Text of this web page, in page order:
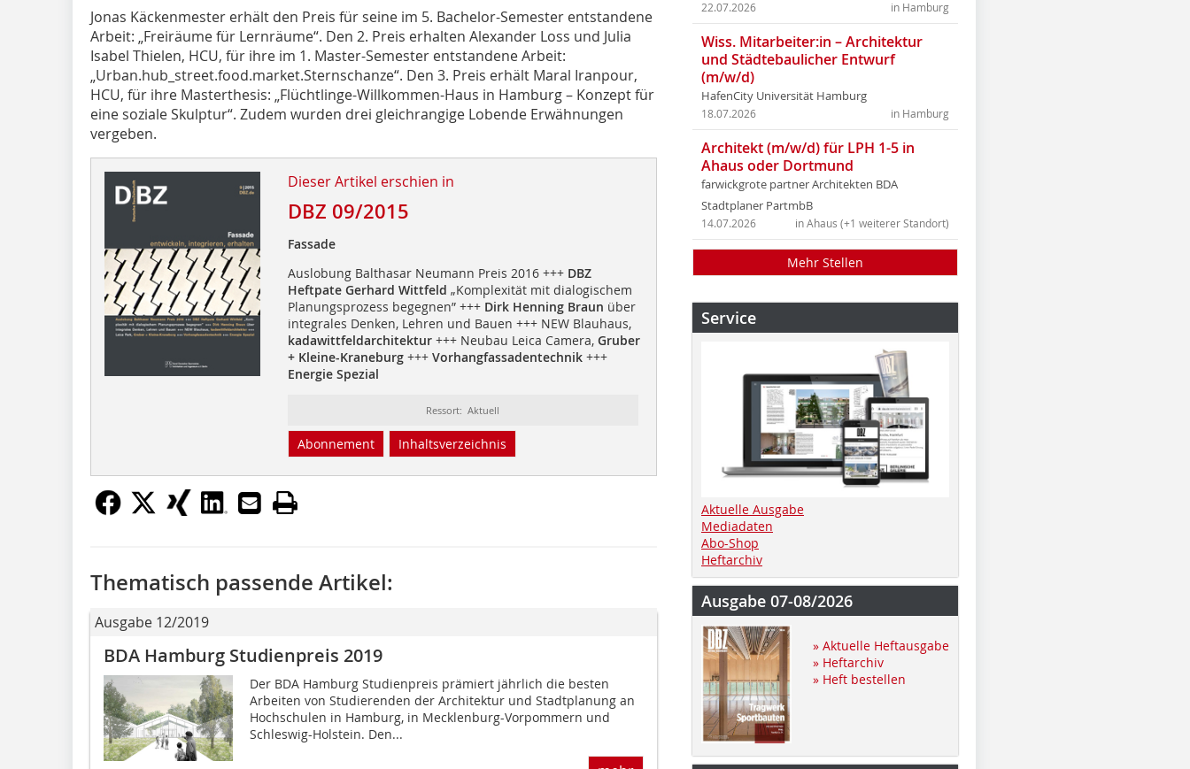
Jonas Käckenmester erhält den Preis für seine im 5. Bachelor-Semester entstandene
Arbeit: „Freiräume für Lernräume“. Den 2. Preis erhalten Alexander Loss und Julia
Isabel Thielen, HCU, für ihre im 1. Master-Semes­ter entstandene Arbeit:
„Urban.hub_street.food.market.Sternschanze“. Den 3. Preis erhält Maral Iranpour,
HCU, für ihre Masterthesis: „Flüchtlinge-Willkommen-Haus in Hamburg – Konzept für
eine soziale Skulptur“. Zudem wurden drei gleichrangige Lobende Erwähnungen
vergeben.
Dieser Artikel erschien in
DBZ 09/2015
Fassade
Auslobung Balthasar Neumann Preis 2016 +++ DBZ
Heftpate Gerhard Wittfeld „Komplexität mit dialogischem
Planungsprozess begegnen” +++ Dirk Henning Braun über
integrales Denken, Lehren und Bauen +++ NEW Blauhaus,
kadawittfeldarchitektur+++ Neubau Leica Camera, Gruber
+ Kleine-Kraneburg +++ Vorhangfassadentechnik+++
Energie Spezial
Ressort: Aktuell
Abonnement Inhaltsverzeichnis
Thematisch passende Artikel:
Ausgabe 12/2019
BDA Hamburg Studienpreis 2019
Der BDA Hamburg Studienpreis prämiert jährlich die besten
Arbeiten von Studierenden der Architektur und Stadtplanung an
Hochschulen in Hamburg, in Mecklenburg-Vorpommern und
Schleswig-Holstein. Den...
in Hamburg
22.07.2026
Wiss. Mitarbeiter:in – Architektur
und Städtebaulicher Entwurf
(m/w/d)
HafenCity Universität Hamburg
in Hamburg
18.07.2026
Architekt (m/w/d) für LPH 1-5 in
Ahaus oder Dortmund
farwickgrote partner Architekten BDA
Stadtplaner PartmbB
in Ahaus (+1 weiterer Standort)
14.07.2026
Mehr Stellen
Service
Aktuelle Ausgabe
Mediadaten
Abo-Shop
Heftarchiv
Ausgabe 07-08/2026
» Aktuelle Heftausgabe
» Heftarchiv
» Heft bestellen